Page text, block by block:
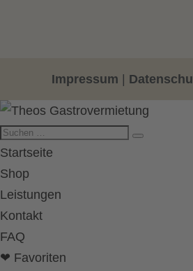
Impressum
Startseite
Shop
Leistungen
Kontakt
FAQ
❤ Favoriten